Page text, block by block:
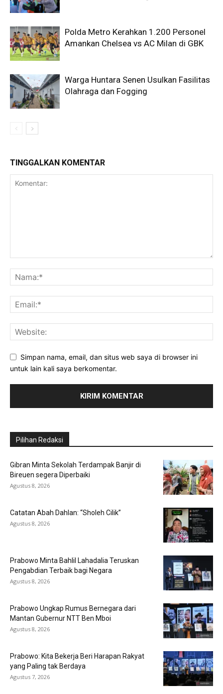
Polda Metro Kerahkan 1.200 Personel
Amankan Chelsea vs AC Milan di GBK
Warga Huntara Senen Usulkan Fasilitas
Olahraga dan Fogging
TINGGALKAN KOMENTAR
Simpan nama, email, dan situs web saya di browser ini
untuk lain kali saya berkomentar.
Pilihan Redaksi
Gibran Minta Sekolah Terdampak Banjir di
Bireuen segera Diperbaiki
Agustus 8, 2026
Catatan Abah Dahlan: “Sholeh Cilik”
Agustus 8, 2026
Prabowo Minta Bahlil Lahadalia Teruskan
Pengabdian Terbaik bagi Negara
Agustus 8, 2026
Prabowo Ungkap Rumus Bernegara dari
Mantan Gubernur NTT Ben Mboi
Agustus 8, 2026
Prabowo: Kita Bekerja Beri Harapan Rakyat
yang Paling tak Berdaya
Agustus 7, 2026